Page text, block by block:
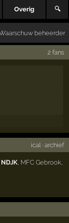
Overig 🔍
2 fans
ical· archief
NDJK MFC Gebrook